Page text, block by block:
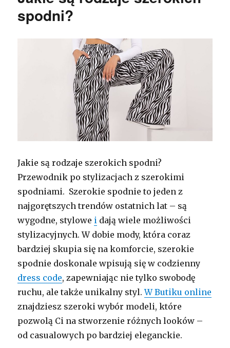
spodni?
Jakie są rodzaje szerokich spodni?
Przewodnik po stylizacjach z szerokimi
spodniami. Szerokie spodnie to jeden z
najgorętszych trendów ostatnich lat – są
wygodne, stylowe i dają wiele możliwości
stylizacyjnych. W dobie mody, która coraz
bardziej skupia się na komforcie, szerokie
spodnie doskonale wpisują się w codzienny
dress code, zapewniając nie tylko swobodę
ruchu, ale także unikalny styl.W Butiku online
znajdziesz szeroki wybór modeli, które
pozwolą Ci na stworzenie różnych looków –
od casualowych po bardziej eleganckie.